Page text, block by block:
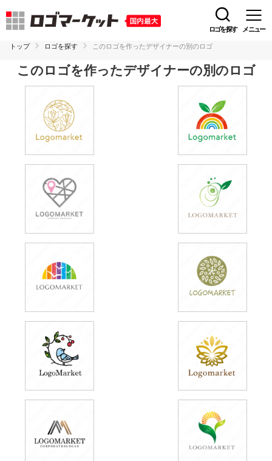
ロゴを探す メニュー
トップ ロゴを探す このロゴを作ったデザイナーの別のロゴ
このロゴを作ったデザイナーの別のロゴ